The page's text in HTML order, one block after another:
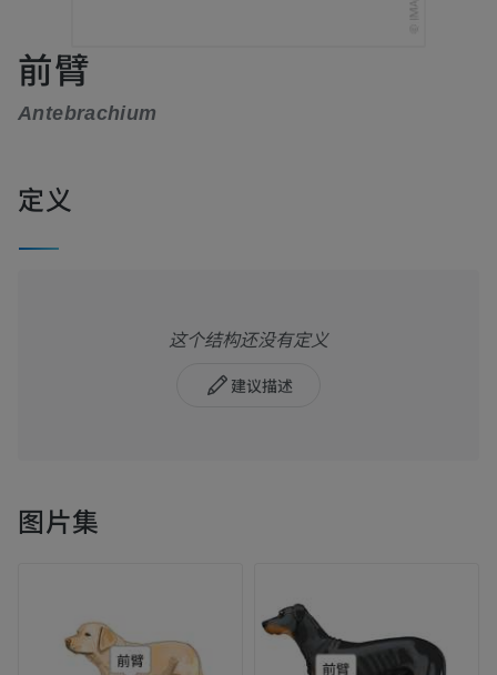
前臂
Antebrachium
定义
这个结构还没有定义
建议描述
图片集